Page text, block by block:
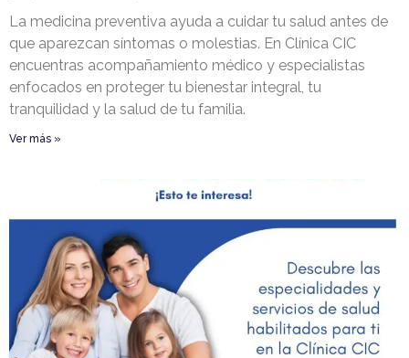
La medicina preventiva ayuda a cuidar tu salud antes de
que aparezcan síntomas o molestias. En Clínica CIC
encuentras acompañamiento médico y especialistas
enfocados en proteger tu bienestar integral, tu
tranquilidad y la salud de tu familia.
Ver más »